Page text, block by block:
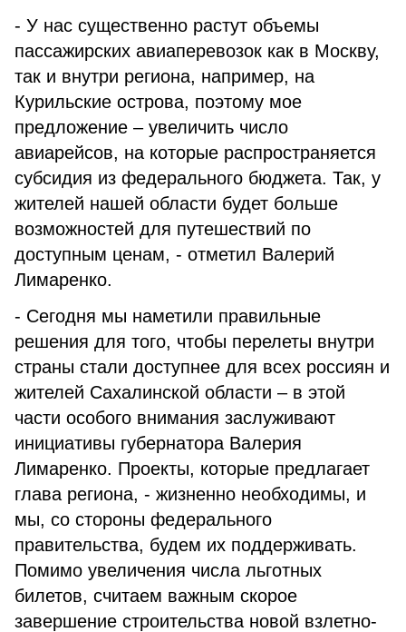
- У нас существенно растут объемы
пассажирских авиаперевозок как в Москву,
так и внутри региона, например, на
Курильские острова, поэтому мое
предложение – увеличить число
авиарейсов, на которые распространяется
субсидия из федерального бюджета. Так, у
жителей нашей области будет больше
возможностей для путешествий по
доступным ценам, - отметил Валерий
Лимаренко.
- Сегодня мы наметили правильные
решения для того, чтобы перелеты внутри
страны стали доступнее для всех россиян и
жителей Сахалинской области – в этой
части особого внимания заслуживают
инициативы губернатора Валерия
Лимаренко. Проекты, которые предлагает
глава региона, - жизненно необходимы, и
мы, со стороны федерального
правительства, будем их поддерживать.
Помимо увеличения числа льготных
билетов, считаем важным скорое
завершение строительства новой взлетно-